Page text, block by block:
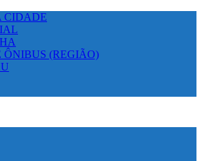
CIDADE
ÔNIBUS (REGIÃO)